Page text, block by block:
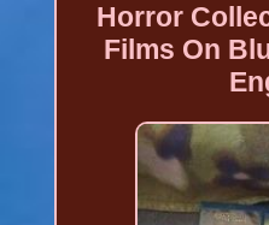
Horror
Films On